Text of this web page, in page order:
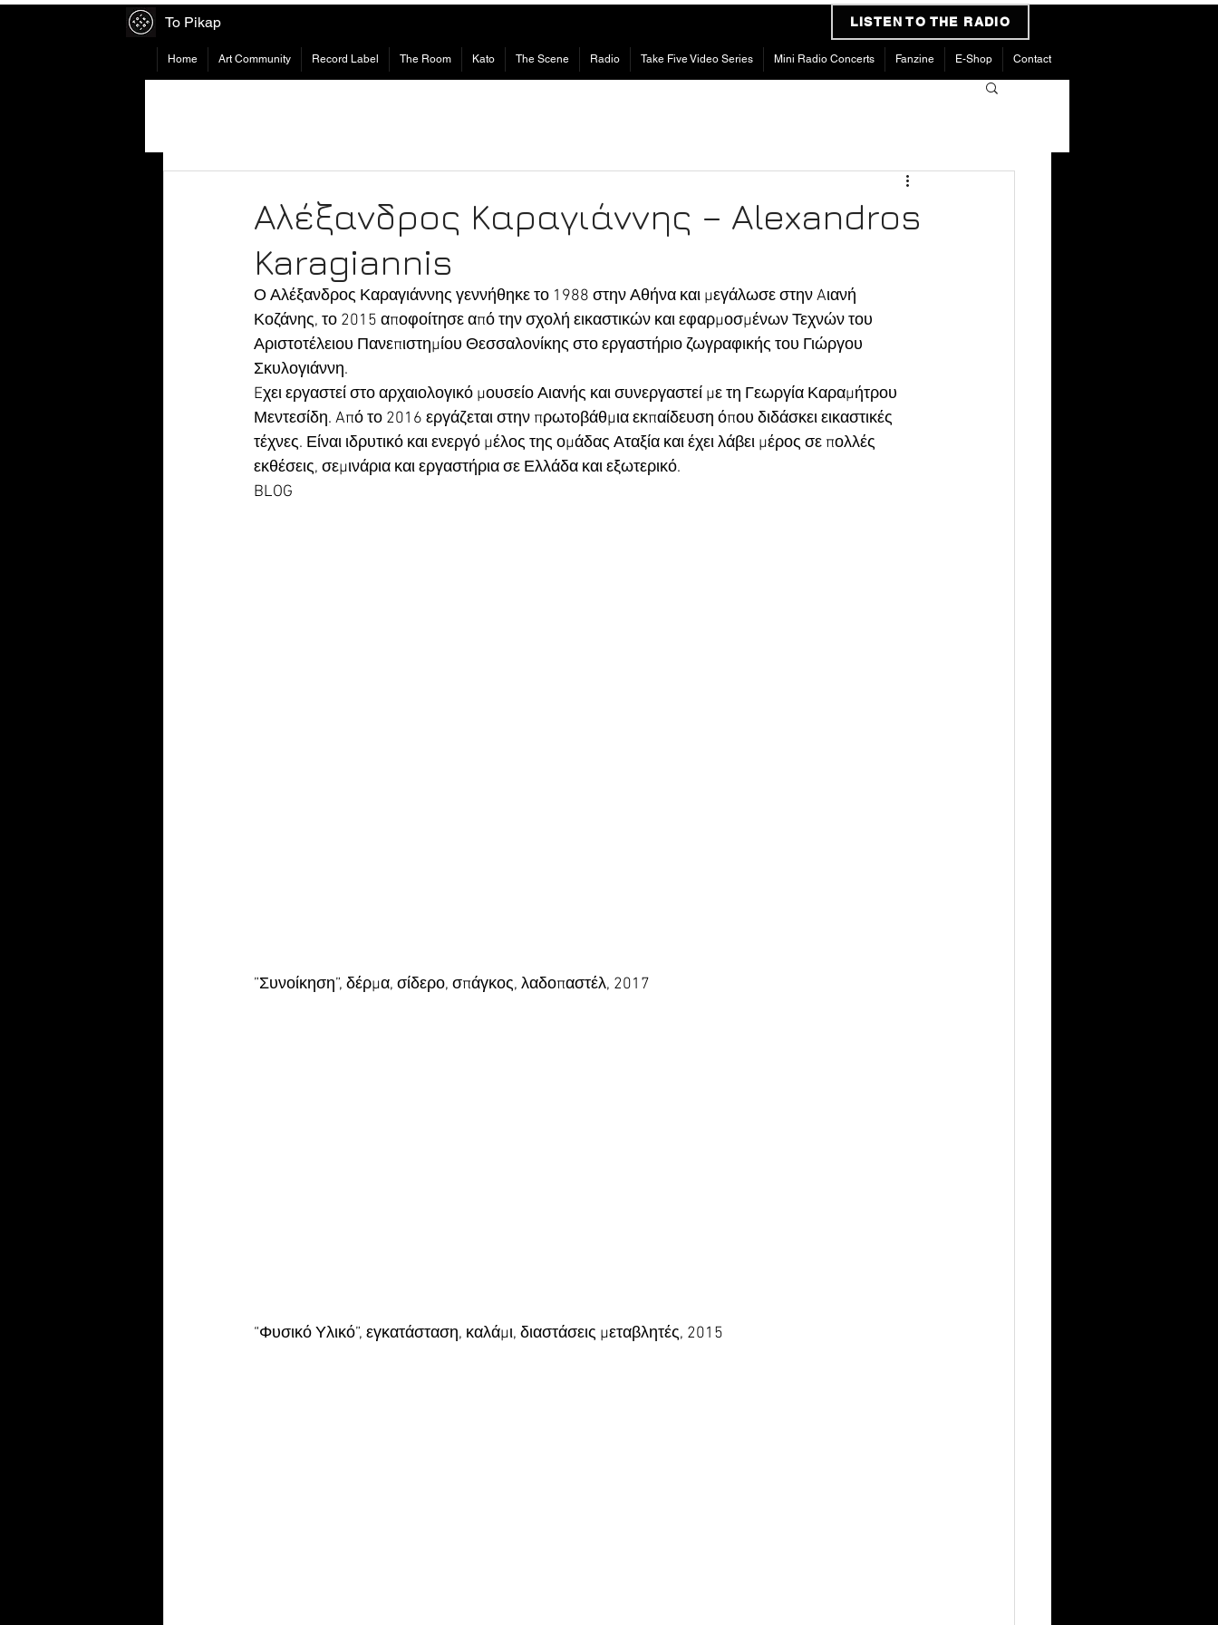
To Pikap LISTEN TO THE RADIO
Home Art Community Record Label The Room Kato The Scene Radio Take Five Video Series Mini Radio Concerts Fanzine E-Shop Contact
Αλέξανδρος Καραγιάννης – Alexandros
Karagiannis
Ο Αλέξανδρος Καραγιάννης γεννήθηκε το 1988 στην Αθήνα και μεγάλωσε στην Aιανή
Κοζάνης, το 2015 αποφοίτησε από την σχολή εικαστικών και εφαρμοσμένων Τεχνών του
Αριστοτέλειου Πανεπιστημίου Θεσσαλονίκης στο εργαστήριο ζωγραφικής του Γιώργου
Σκυλογιάννη.
Eχει εργαστεί στο αρχαιολογικό μουσείο Αιανής και συνεργαστεί με τη Γεωργία Καραμήτρου
Μεντεσίδη. Aπό το 2016 εργάζεται στην πρωτοβάθμια εκπαίδευση όπου διδάσκει εικαστικές
τέχνες. Είναι ιδρυτικό και ενεργό μέλος της ομάδας Αταξία και έχει λάβει μέρος σε πολλές
εκθέσεις, σεμινάρια και εργαστήρια σε Ελλάδα και εξωτερικό.
BLOG
”Συνοίκηση”, δέρμα, σίδερο, σπάγκος, λαδοπαστέλ, 2017
“Φυσικό Υλικό”, εγκατάσταση, καλάμι, διαστάσεις μεταβλητές, 2015